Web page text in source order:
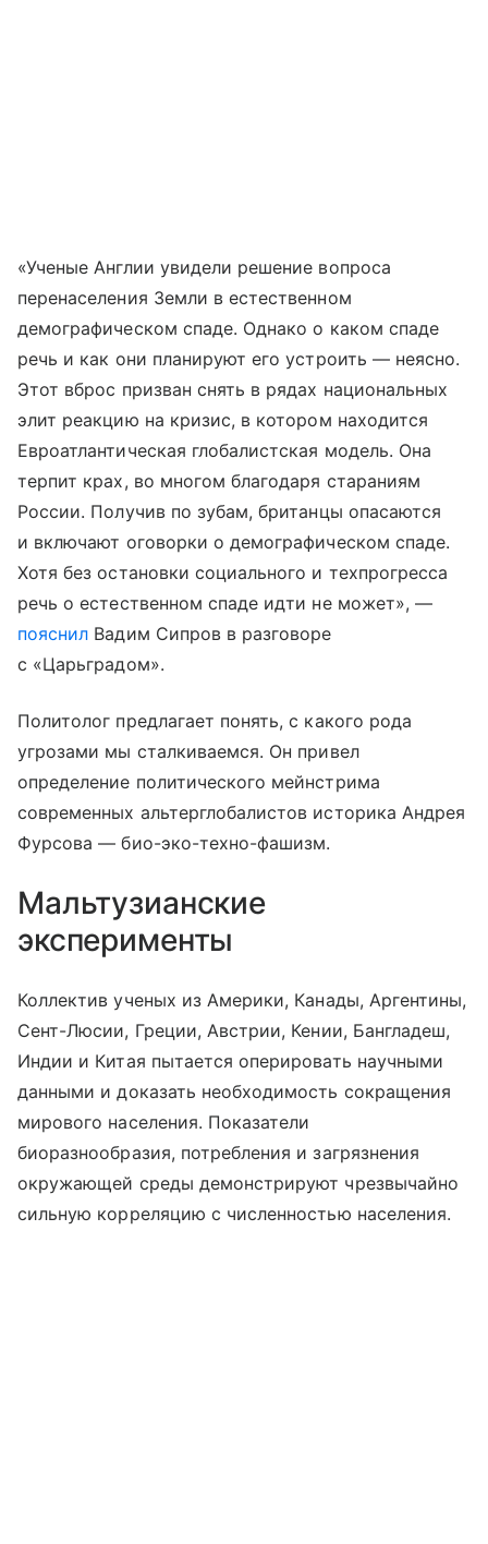
«Ученые Англии увидели решение вопроса
перенаселения Земли в естественном
демографическом спаде. Однако о каком спаде
речь и как они планируют его устроить — неясно.
Этот вброс призван снять в рядах национальных
элит реакцию на кризис, в котором находится
Евроатлантическая глобалистская модель. Она
терпит крах, во многом благодаря стараниям
России. Получив по зубам, британцы опасаются
и включают оговорки о демографическом спаде.
Хотя без остановки социального и техпрогресса
речь о естественном спаде идти не может», —
пояснил Вадим Сипров в разговоре
с «Царьградом».
Политолог предлагает понять, с какого рода
угрозами мы сталкиваемся. Он привел
определение политического мейнстрима
современных альтерглобалистов историка Андрея
Фурсова — био-эко-техно-фашизм.
Мальтузианские
эксперименты
Коллектив ученых из Америки, Канады, Аргентины,
Сент-Люсии, Греции, Австрии, Кении, Бангладеш,
Индии и Китая пытается оперировать научными
данными и доказать необходимость сокращения
мирового населения. Показатели
биоразнообразия, потребления и загрязнения
окружающей среды демонстрируют чрезвычайно
сильную корреляцию с численностью населения.